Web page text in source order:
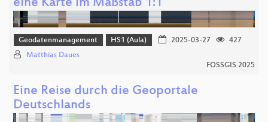
eine Karte im Maßstab 1:1
Geodatenmanagement HS1 (Aula) 2025-03-27
427
Matthias Daues
FOSSGIS 2025
Eine Reise durch die Geoportale
Deutschlands